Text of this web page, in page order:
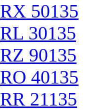
RX 50135
RL 30135
RZ 90135
RO 40135
RR 21135